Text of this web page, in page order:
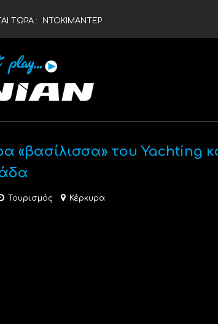
ΤΩΡΑ : ΝΤΟΚΙΜΑΝΤΕΡ
«βασίλισσα» του Yachting
Τουρισμός Κέρκυρα